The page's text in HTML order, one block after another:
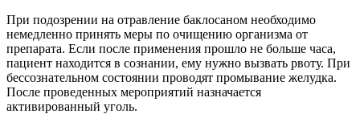
При подозрении на отравление баклосаном необходимо
немедленно принять меры по очищению организма от
препарата. Если после применения прошло не больше часа,
пациент находится в сознании, ему нужно вызвать рвоту. При
бессознательном состоянии проводят промывание желудка.
После проведенных мероприятий назначается
активированный уголь.